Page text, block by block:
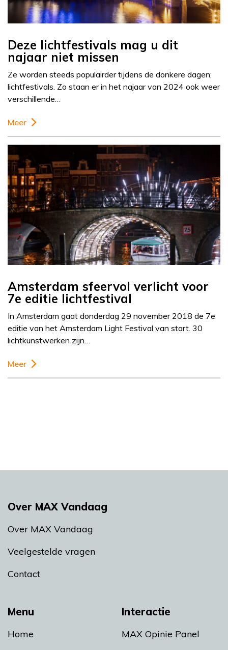
Deze lichtfestivals mag u dit
najaar niet missen
Ze worden steeds populairder tijdens de donkere dagen;
lichtfestivals. Zo staan er in het najaar van 2024 ook weer
verschillende…
Meer
Amsterdam sfeervol verlicht voor
7e editie lichtfestival
In Amsterdam gaat donderdag 29 november 2018 de 7e
editie van het Amsterdam Light Festival van start. 30
lichtkunstwerken zijn…
Meer
Menu
Home
Interactie
MAX Opinie Panel
Over MAX Vandaag
Over MAX Vandaag
Veelgestelde vragen
Contact